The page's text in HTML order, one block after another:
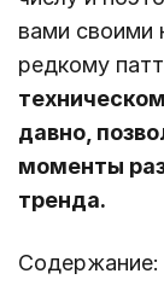
вами своими
редкому
давно,
моменты
тренда.
Содержание: